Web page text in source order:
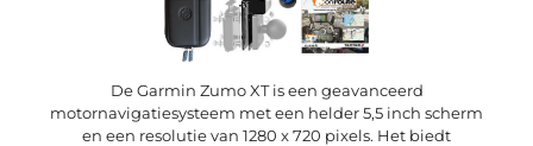
De Garmin Zumo XT is een geavanceerd
motornavigatiesysteem met een helder 5,5 inch scherm
en een resolutie van 1280 x 720 pixels. Het biedt